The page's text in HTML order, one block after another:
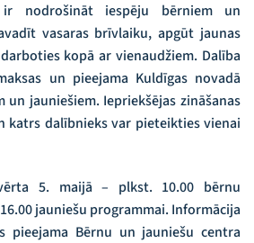
ir nodrošināt iespēju bērniem un
vasaras brīvlaiku, apgūt jaunas
kopā ar vienaudžiem. Dalība
un pieejama Kuldīgas novadā
jauniešiem. Iepriekšējas zināšanas
katrs dalībnieks var pieteikties vienai
5. maijā – plkst. 10.00 bērnu
jauniešu programmai. Informācija
pieejama Bērnu un jauniešu centra